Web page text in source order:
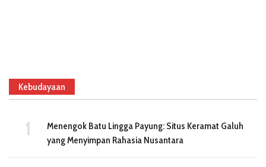
Kebudayaan
Menengok Batu Lingga Payung: Situs Keramat Galuh
yang Menyimpan Rahasia Nusantara